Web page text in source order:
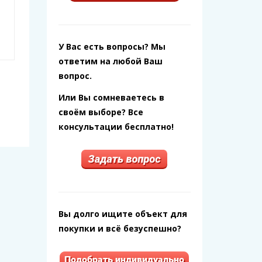
У Вас есть вопросы? Мы
ответим на любой Ваш
вопрос.
Или Вы сомневаетесь в
своём выборе? Все
консультации бесплатно!
Вы долго ищите объект для
покупки и всё безуспешно?